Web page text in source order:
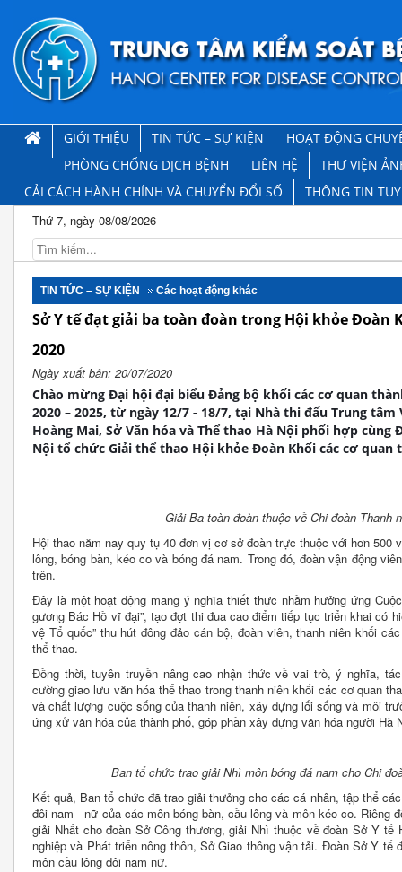
GIỚI THIỆU TIN TỨC – SỰ KIỆN
HOẠT ĐỘNG
PHÒNG CHỐNG DỊCH BỆNH
LIÊN HỆ
THƯ VIỆN
CẢI CÁCH HÀNH CHÍNH VÀ CHUYỂN ĐỔI SỐ
THÔNG TIN
Thứ 7, ngày 08/08/2026
TIN TỨC – SỰ KIỆN Các hoạt động khác
Sở Y tế đạt giải ba toàn đoàn trong Hội khỏe Đoàn
2020
Ngày xuất bản: 20/07/2020
Chào mừng Đại hội đại biểu Đảng bộ khối các cơ quan
2020 – 2025, từ ngày 12/7 - 18/7, tại Nhà thi đấu Trung
Hoàng Mai, Sở Văn hóa và Thể thao Hà Nội phối hợp cùng
Nội tổ chức Giải thể thao Hội khỏe Đoàn Khối các cơ quan
Giải Ba toàn đoàn thuộc về Chi đoàn Thanh
Hội thao năm nay quy tụ 40 đơn vị cơ sở đoàn trực thuộc với hơn 500
lông, bóng bàn, kéo co và bóng đá nam. Trong đó, đoàn vận động
trên.
Đây là một hoạt động mang ý nghĩa thiết thực nhằm hưởng ứng
gương Bác Hồ vĩ đại”, tạo đợt thi đua cao điểm tiếp tục triển khai có
vệ Tổ quốc” thu hút đông đảo cán bộ, đoàn viên, thanh niên khối
thể thao.
Đồng thời, tuyên truyền nâng cao nhận thức về vai trò, ý nghĩa,
cường giao lưu văn hóa thể thao trong thanh niên khối các cơ quan
và chất lượng cuộc sống của thanh niên, xây dựng lối sống và môi
ứng xử văn hóa của thành phố, góp phần xây dựng văn hóa người Hà
Ban tổ chức trao giải Nhì môn bóng đá nam cho Chi
Kết quả, Ban tổ chức đã trao giải thưởng cho các cá nhân, tập thể
đôi nam - nữ của các môn bóng bàn, cầu lông và môn kéo co. Riêng
giải Nhất cho đoàn Sở Công thương, giải Nhì thuộc về đoàn Sở Y tế
nghiệp và Phát triển nông thôn, Sở Giao thông vận tải. Đoàn Sở Y tế
môn cầu lông đôi nam nữ.